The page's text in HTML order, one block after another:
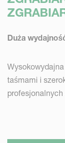
Duża
taśmami i